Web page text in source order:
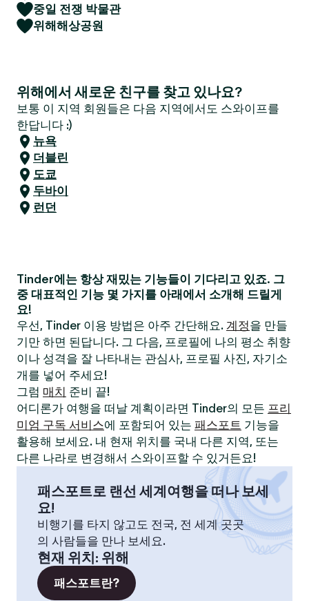
중일 전쟁 박물관
위해해상공원
위해에서 새로운 친구를 찾고 있나요?
보통 이 지역 회원들은 다음 지역에서도 스와이프를
한답니다 :)
뉴욕
더블린
도쿄
두바이
런던
Tinder에는 항상 재밌는 기능들이 기다리고 있죠. 그
중 대표적인 기능 몇 가지를 아래에서 소개해 드릴게
요!
우선, Tinder 이용 방법은 아주 간단해요. 계정을 만들
기만 하면 된답니다. 그 다음, 프로필에 나의 평소 취향
이나 성격을 잘 나타내는 관심사, 프로필 사진, 자기소
개를 넣어 주세요!
그럼 매치 준비 끝!
어디론가 여행을 떠날 계획이라면 Tinder의 모든 프리
미엄 구독 서비스에 포함되어 있는 패스포트 기능을
활용해 보세요. 내 현재 위치를 국내 다른 지역, 또는
다른 나라로 변경해서 스와이프할 수 있거든요!
패스포트로 랜선 세계여행을 떠나 보세
요!
비행기를 타지 않고도 전국, 전 세계 곳곳
의 사람들을 만나 보세요.
현재 위치: 위해
패스포트란?